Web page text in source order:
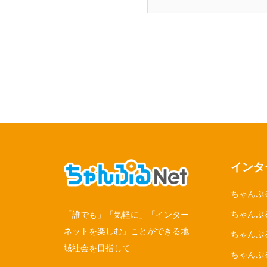
イン
ちゃんぷ
ちゃんぷ
ちゃんぷ
ちゃんぷ
「誰でも」「気軽に」「インター
ネットを楽しむ」ことができる地
域社会を目指して